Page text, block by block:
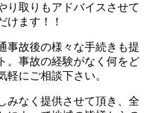
り取りもアドバイスさせて
けます！！
事故後の様々な手続きも提
。事故の経験がなく何をど
軽にご相談下さい。
みなく提供させて頂き、全